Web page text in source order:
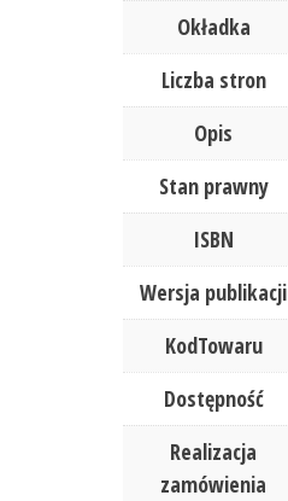
Okładka
Liczba stron
Opis
Stan prawny
ISBN
Wersja publikacji
KodTowaru
Dostępność
Realizacja
zamówienia